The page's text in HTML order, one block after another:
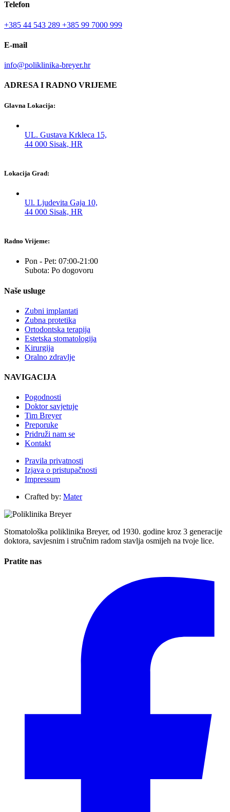
Telefon
+385 44 543 289 +385 99 7000 999
E-mail
info@poliklinika-breyer.hr
ADRESA I RADNO VRIJEME
Glavna Lokacija:
UL. Gustava Krkleca 15,
44 000 Sisak, HR
Lokacija Grad:
Ul. Ljudevita Gaja 10,
44 000 Sisak, HR
Radno Vrijeme:
Pon - Pet: 07:00-21:00
Subota: Po dogovoru
Naše usluge
Zubni implantati
Zubna protetika
Ortodontska terapija
Estetska stomatologija
Kirurgija
Oralno zdravlje
NAVIGACIJA
Pogodnosti
Doktor savjetuje
Tim Breyer
Preporuke
Pridruži nam se
Kontakt
Pravila privatnosti
Izjava o pristupačnosti
Impressum
Crafted by: Mater
Stomatološka poliklinika Breyer, od 1930. godine kroz 3 generacije
doktora, savjesnim i stručnim radom stavlja osmijeh na tvoje lice.
Pratite nas